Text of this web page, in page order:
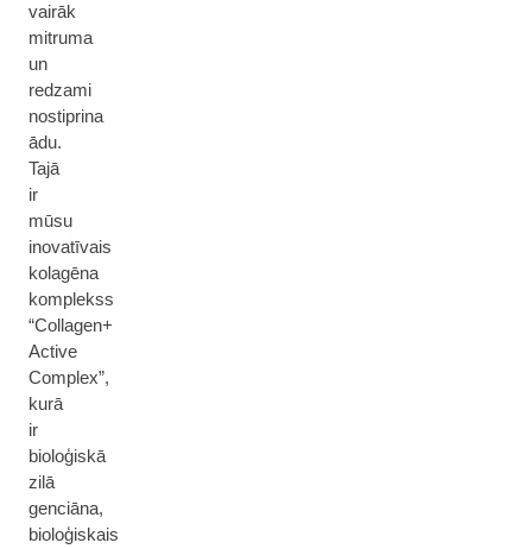
vairāk
mitruma
un
redzami
nostiprina
ādu.
Tajā
ir
mūsu
inovatīvais
kolagēna
komplekss
“Collagen+
Active
Complex”,
kurā
ir
bioloģiskā
zilā
genciāna,
bioloģiskais